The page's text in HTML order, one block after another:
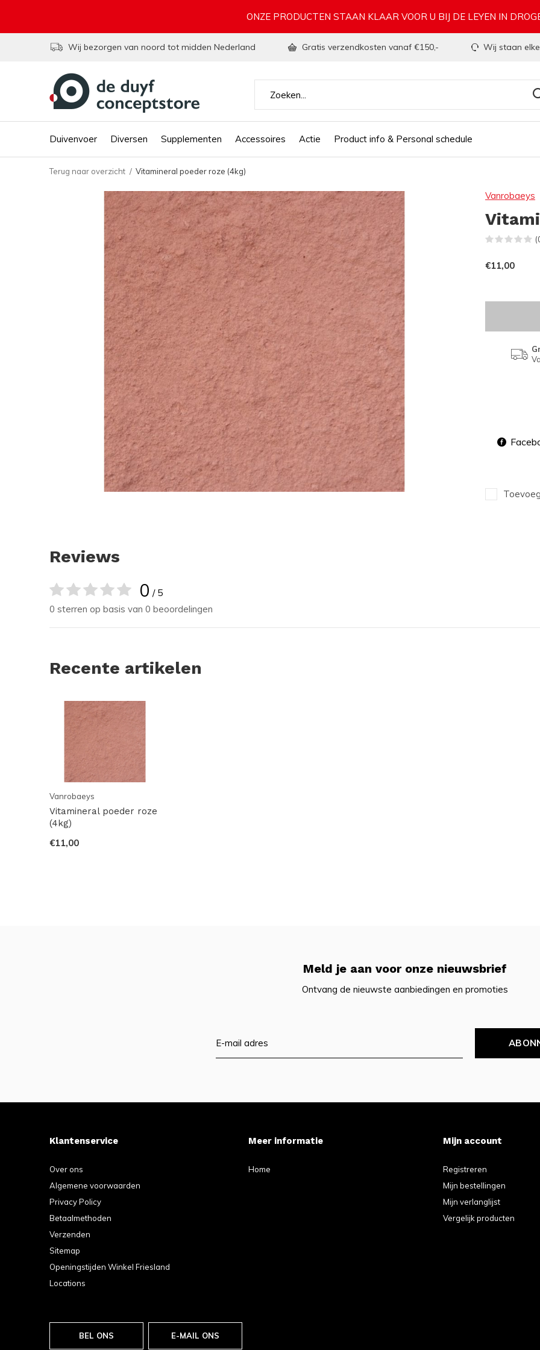
Duivenvoer Diversen Supplementen Accessoires Actie Product info & Personal schedule
Wij bezorgen van noord tot midden Nederland Gratis verzendkosten vanaf €150,- Wij staan
ONZE PRODUCTEN STAAN KLAAR VOOR U BIJ DE LEYEN IN
Terug naar overzicht Vitamineral poeder roze (4kg)
Vanrobaeys
€11,00
Reviews
0 / 5
0 sterren op basis van 0 beoordelingen
Recente artikelen
Vanrobaeys
Vitamineral poeder roze
(4kg)
€11,00
Meld je aan voor onze nieuwsbrief
Ontvang de nieuwste aanbiedingen en promoties
Klantenservice
Over ons
Algemene voorwaarden
Privacy Policy
Betaalmethoden
Verzenden
Sitemap
Openingstijden Winkel Friesland
Locations
Meer informatie
Home
Mijn account
Registreren
Mijn bestellingen
Mijn verlanglijst
Vergelijk producten
BEL ONS E-MAIL ONS